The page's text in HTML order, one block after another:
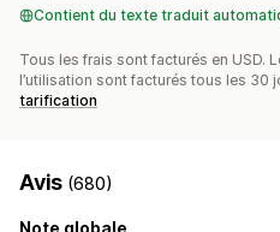
Contient du texte traduit
Tous les frais sont facturés en USD.
l’utilisation sont facturés tous les 30
tarification
Avis (680)